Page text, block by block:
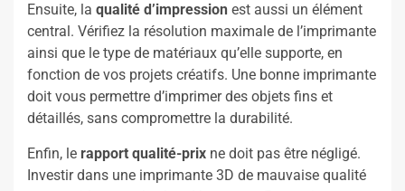
Ensuite, la qualité d’impression est aussi un élément
central. Vérifiez la résolution maximale de l’imprimante
ainsi que le type de matériaux qu’elle supporte, en
fonction de vos projets créatifs. Une bonne imprimante
doit vous permettre d’imprimer des objets fins et
détaillés, sans compromettre la durabilité.
Enfin, le rapport qualité-prix ne doit pas être négligé.
Investir dans une imprimante 3D de mauvaise qualité